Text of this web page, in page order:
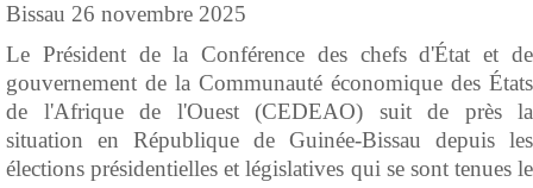
Bissau 26 novembre 2025
Le Président de la Conférence des chefs d'État et de
gouvernement de la Communauté économique des États
de l'Afrique de l'Ouest (CEDEAO) suit de près la
situation en République de Guinée-Bissau depuis les
élections présidentielles et législatives qui se sont tenues le